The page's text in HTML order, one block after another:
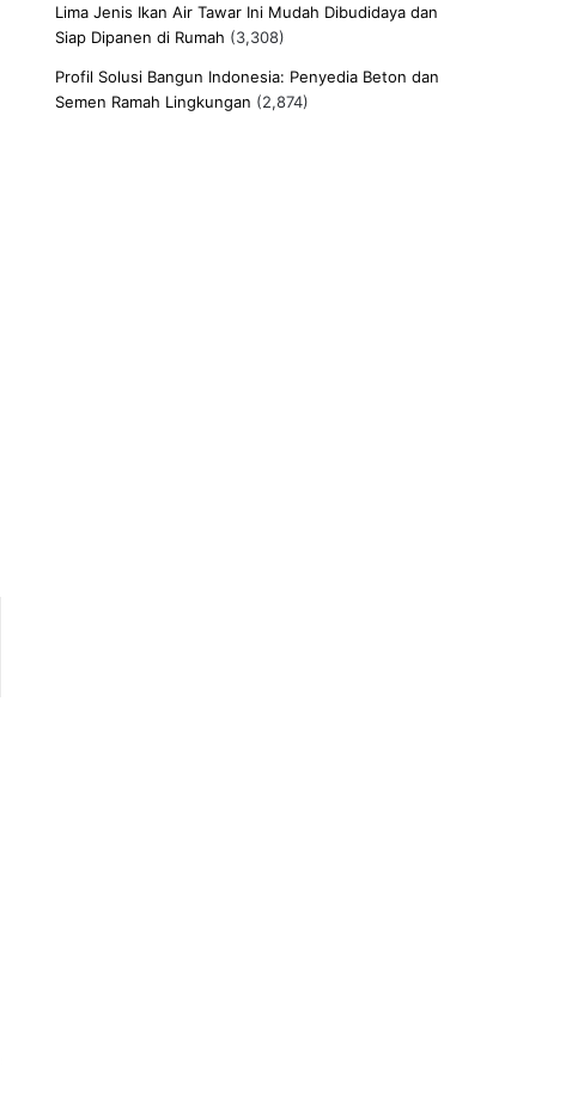
Lima Jenis Ikan Air Tawar Ini Mudah Dibudidaya dan
Siap Dipanen di Rumah (3,308)
Profil Solusi Bangun Indonesia: Penyedia Beton dan
Semen Ramah Lingkungan (2,874)